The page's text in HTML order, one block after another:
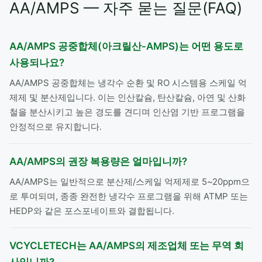
AA/AMPS — 자주 묻는 질문(FAQ)
AA/AMPS 공중합체(아크릴산-AMPS)는 어떤 용도로
사용되나요?
AA/AMPS 공중합체는 냉각수 순환 및 RO 시스템용 스케일 억
제제 및 분산제입니다. 이는 인산칼슘, 탄산칼슘, 아연 및 산화
철을 분산시키고 높은 경도를 견디며 인산염 기반 프로그램을
안정적으로 유지합니다.
AA/AMPS의 권장 복용량은 얼마입니까?
AA/AMPS는 일반적으로 분산제/스케일 억제제로 5~20ppm으
로 투여되며, 종종 완전한 냉각수 프로그램을 위해 ATMP 또는
HEDP와 같은 포스포네이트와 결합됩니다.
VCYCLETECH는 AA/AMPS의 제조업체 또는 무역 회